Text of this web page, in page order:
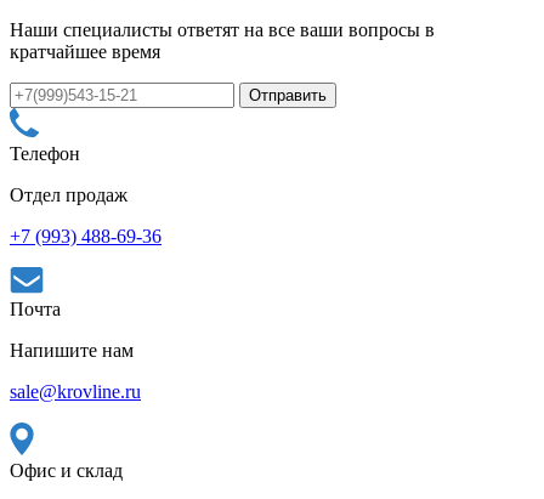
Наши специалисты ответят на все ваши вопросы в
кратчайшее время
Телефон
Отдел продаж
+7 (993) 488-69-36
Почта
Напишите нам
sale@krovline.ru
Офис и склад